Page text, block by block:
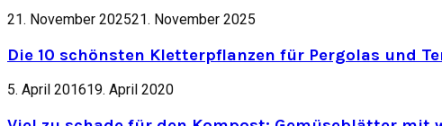
21. November 202521. November 2025
Die 10 schönsten Kletterpflanzen für Pergolas und
5. April 201619. April 2020